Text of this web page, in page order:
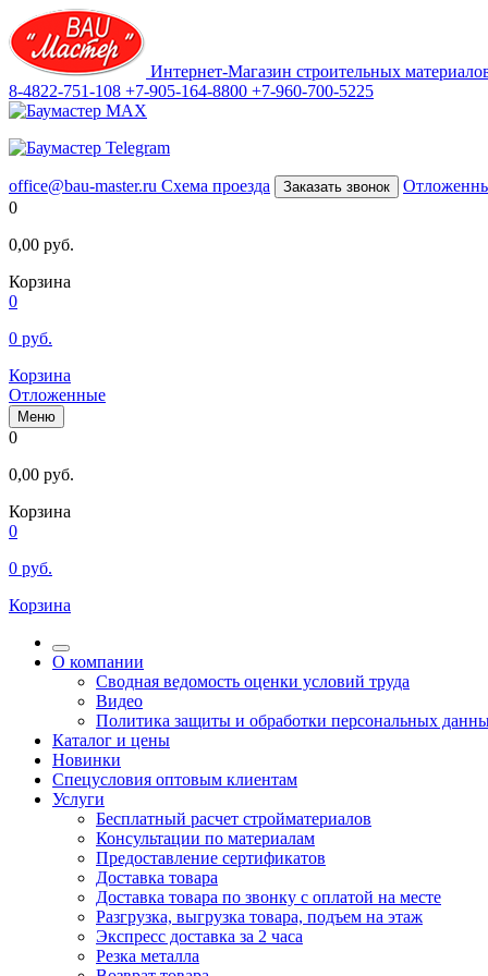
Интернет-Магазин строительных
8-4822-751-108 +7-905-164-8800 +7-960-700-5225
office@bau-master.ru Схема проезда Заказать звонок
0
0,00 руб.
Корзина
0
0 руб.
Корзина
Отложенные
Меню
0
0,00 руб.
Корзина
0
0 руб.
Корзина
О компании
Сводная ведомость оценки условий труда
Видео
Политика защиты и обработки персональных
Каталог и цены
Новинки
Спецусловия оптовым клиентам
Услуги
Бесплатный расчет стройматериалов
Консультации по материалам
Предоставление сертификатов
Доставка товара
Доставка товара по звонку с оплатой на месте
Разгрузка, выгрузка товара, подъем на этаж
Экспресс доставка за 2 часа
Резка металла